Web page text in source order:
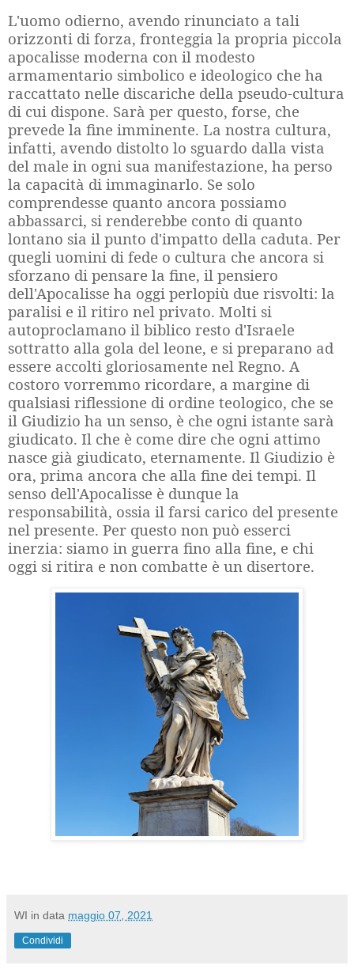
L'uomo odierno, avendo rinunciato a tali
orizzonti di forza, fronteggia la propria piccola
apocalisse moderna con il modesto
armamentario simbolico e ideologico che ha
raccattato nelle discariche della pseudo-cultura
di cui dispone. Sarà per questo, forse, che
prevede la fine imminente. La nostra cultura,
infatti, avendo distolto lo sguardo dalla vista
del male in ogni sua manifestazione, ha perso
la capacità di immaginarlo. Se solo
comprendesse quanto ancora possiamo
abbassarci, si renderebbe conto di quanto
lontano sia il punto d'impatto della caduta. Per
quegli uomini di fede o cultura che ancora si
sforzano di pensare la fine, il pensiero
dell'Apocalisse ha oggi perlopiù due risvolti: la
paralisi e il ritiro nel privato. Molti si
autoproclamano il biblico resto d'Israele
sottratto alla gola del leone, e si preparano ad
essere accolti gloriosamente nel Regno. A
costoro vorremmo ricordare, a margine di
qualsiasi riflessione di ordine teologico, che se
il Giudizio ha un senso, è che ogni istante sarà
giudicato. Il che è come dire che ogni attimo
nasce già giudicato, eternamente. Il Giudizio è
ora, prima ancora che alla fine dei tempi. Il
senso dell'Apocalisse è dunque la
responsabilità, ossia il farsi carico del presente
nel presente. Per questo non può esserci
inerzia: siamo in guerra fino alla fine, e chi
oggi si ritira e non combatte è un disertore.
WI in data maggio 07, 2021
Condividi